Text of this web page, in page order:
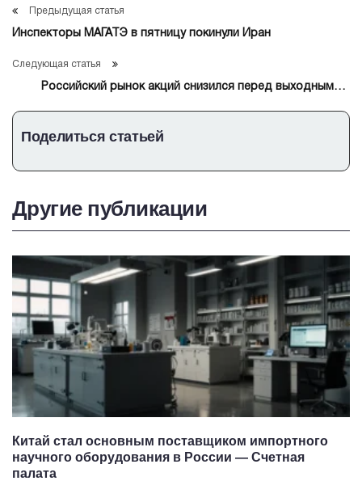
Предыдущая статья
Инспекторы МАГАТЭ в пятницу покинули Иран
Следующая статья
Российский рынок акций снизился перед выходными в
Поделиться статьей
Другие публикации
Китай стал основным поставщиком импортного
научного оборудования в России — Счетная
палата